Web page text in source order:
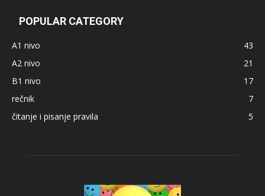
POPULAR CATEGORY
A1 nivo
43
A2 nivo
21
B1 nivo
17
rečnik
7
čitanje i pisanje pravila
5